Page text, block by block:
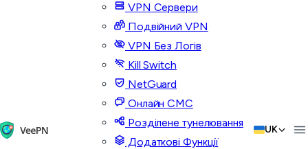
VPN Сервери
Подвійний VPN
VPN Без Логів
Kill Switch
NetGuard
Онлайн СМС
Розділене тунелювання
Додаткові Функції
UK